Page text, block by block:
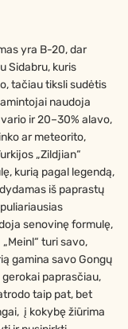
yra B-20, dar
Sidabru, kuris
tačiau tiksli sudėtis
naudoja
ir 20–30% alavo,
ar meteorito,
„Zildjian“
kurią pagal legendą,
iš paprastų
senovinę formulę,
turi savo,
gamina savo Gongų
paprasčiau,
taip pat, bet
į kokybę žiūrima